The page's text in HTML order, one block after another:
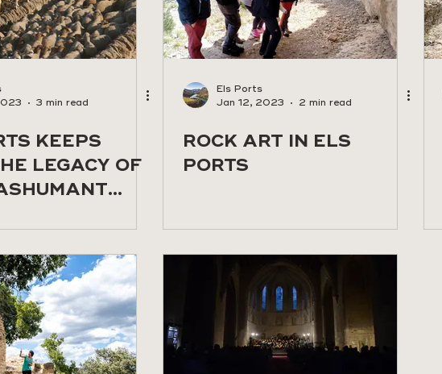
3 min read
KEEPS
LEGACY OF
Els Ports
Jan 12, 2023
2 min read
ROCK ART IN ELS
PORTS